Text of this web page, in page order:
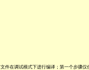
件在调试模式下进行编译；第一个步骤仅